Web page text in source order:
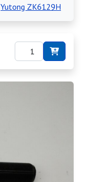
Yutong ZK6129H